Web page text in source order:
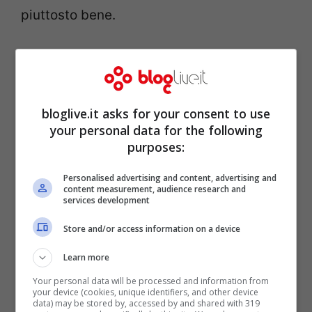
piuttosto bene.
morto, la Lockner se l’è cavata con una
pena molto più leggera rispetto a quella
prevista in caso di omicidio. La ragazza è
infatti stata condannata a
libertà vigilatae a prendere delle lezioni di
genitorialità. Questo non è comunque il
primo figlio della donna, in quanto Sarah
Lockner ha avuto un altro bambino a casa
circa cinque anni prima, e anche all’epoca,
esattamente come è avvenuto in questa
bloglive.it asks for your consent to use
your personal data for the following
purposes:
Personalised advertising and content, advertising and
content measurement, audience research and
services development
Store and/or access information on a device
Learn more
Your personal data will be processed and information from
your device (cookies, unique identifiers, and other device
data) may be stored by, accessed by and shared with 319